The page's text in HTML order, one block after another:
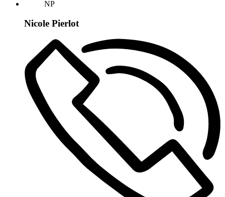
NP
Nicole Pierlot